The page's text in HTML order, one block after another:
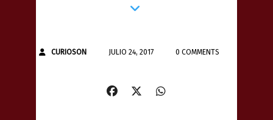
CURIOSON JULIO 24, 2017 0 COMMENTS